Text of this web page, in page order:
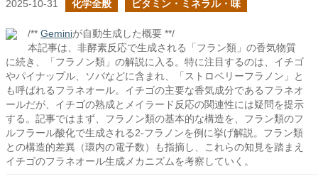
2025-10-31 化学全般 ビタミン・ミネラル・味
/** Geminiが自動生成した概要 **/
本記事は、非酵素反応で生成される「フラン類」の香気物質
に続き、「フラノン類」の解説に入る。特に注目するのは、イチゴ
やパイナップル、ソバなどに含まれ、「ストロベリーフラノン」と
も呼ばれるフラネオール。イチゴの主要な香気成分であるフラネオ
ールだが、イチゴの熟成とメイラード反応の関連性には疑問を提示
する。記事ではまず、フラノン類の基本的な構造を、フラン類のフ
ルフラール酸化で生成される2-フラノンを例に挙げ解説。フラン類
との構造的差異（環内の電子数）も指摘し、これらの知見を踏まえ
イチゴのフラネオール生成メカニズムを考察していく。